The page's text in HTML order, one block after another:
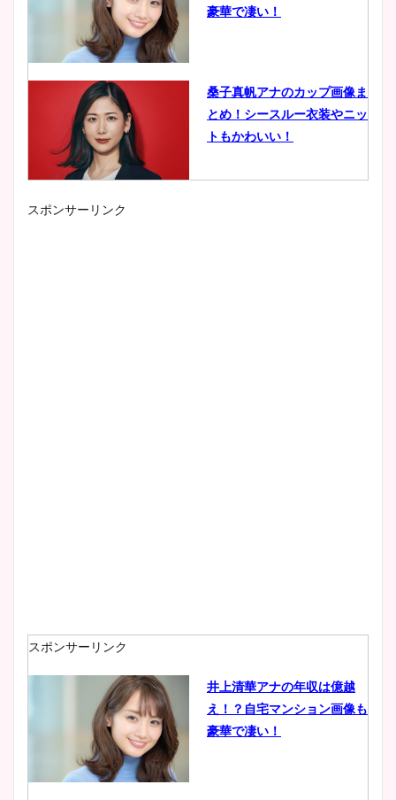
豪華で凄い！
桑子真帆アナのカップ画像ま
とめ！シースルー衣装やニッ
トもかわいい！
肉も凄い！
鈴木唯の太ってた時の体重が
ヤバすぎww原因や痩せたダ
スポンサーリンク
スポンサーリンク
井上清華アナの年収は億越
え！？自宅マンション画像も
豪華で凄い！